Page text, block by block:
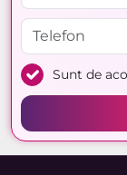
Sunt de